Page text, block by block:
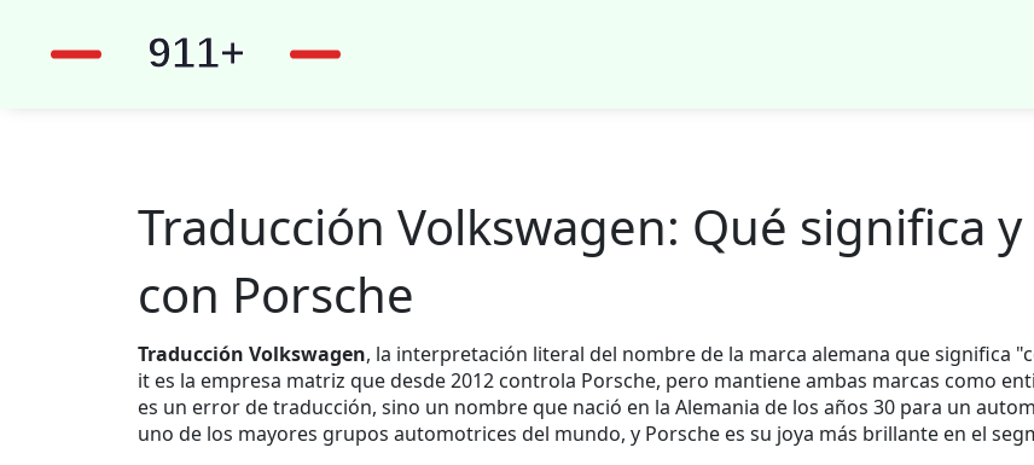
Traducción Volkswagen: Qué significa
con Porsche
Traducción Volkswagen, la interpretación literal del nombre de la marca alemana que significa
it es la empresa matriz que desde 2012 controla Porsche, pero mantiene ambas marcas como
es un error de traducción, sino un nombre que nació en la Alemania de los años 30 para un
uno de los mayores grupos automotrices del mundo, y Porsche es su joya más brillante en el